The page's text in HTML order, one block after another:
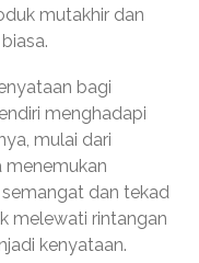
mutakhir dan
bagi
menghadapi
mulai dari
menemukan
dan tekad
melewati rintangan
kenyataan.